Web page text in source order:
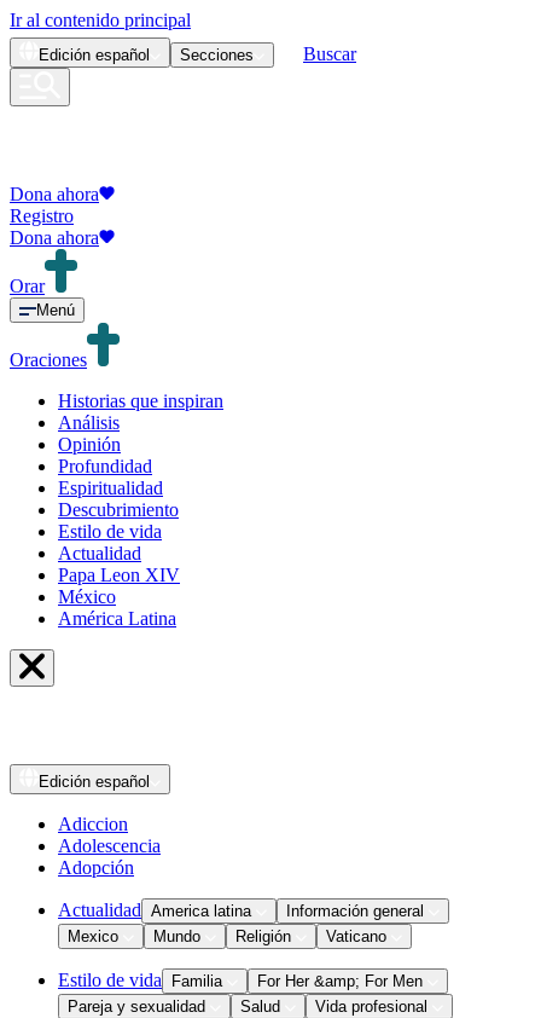
Ir al contenido principal
Edición español Secciones Buscar
Dona ahora
Registro
Dona ahora
Orar
Menú
Oraciones
Historias que inspiran
Análisis
Opinión
Profundidad
Espiritualidad
Descubrimiento
Estilo de vida
Actualidad
Papa Leon XIV
México
América Latina
Edición español
Adiccion
Adolescencia
Adopción
Actualidad America latina
Información general
Mexico
Mundo Religión Vaticano
Estilo de vida Familia
For Her &amp; For Men
Pareja y sexualidad
Salud Vida profesional